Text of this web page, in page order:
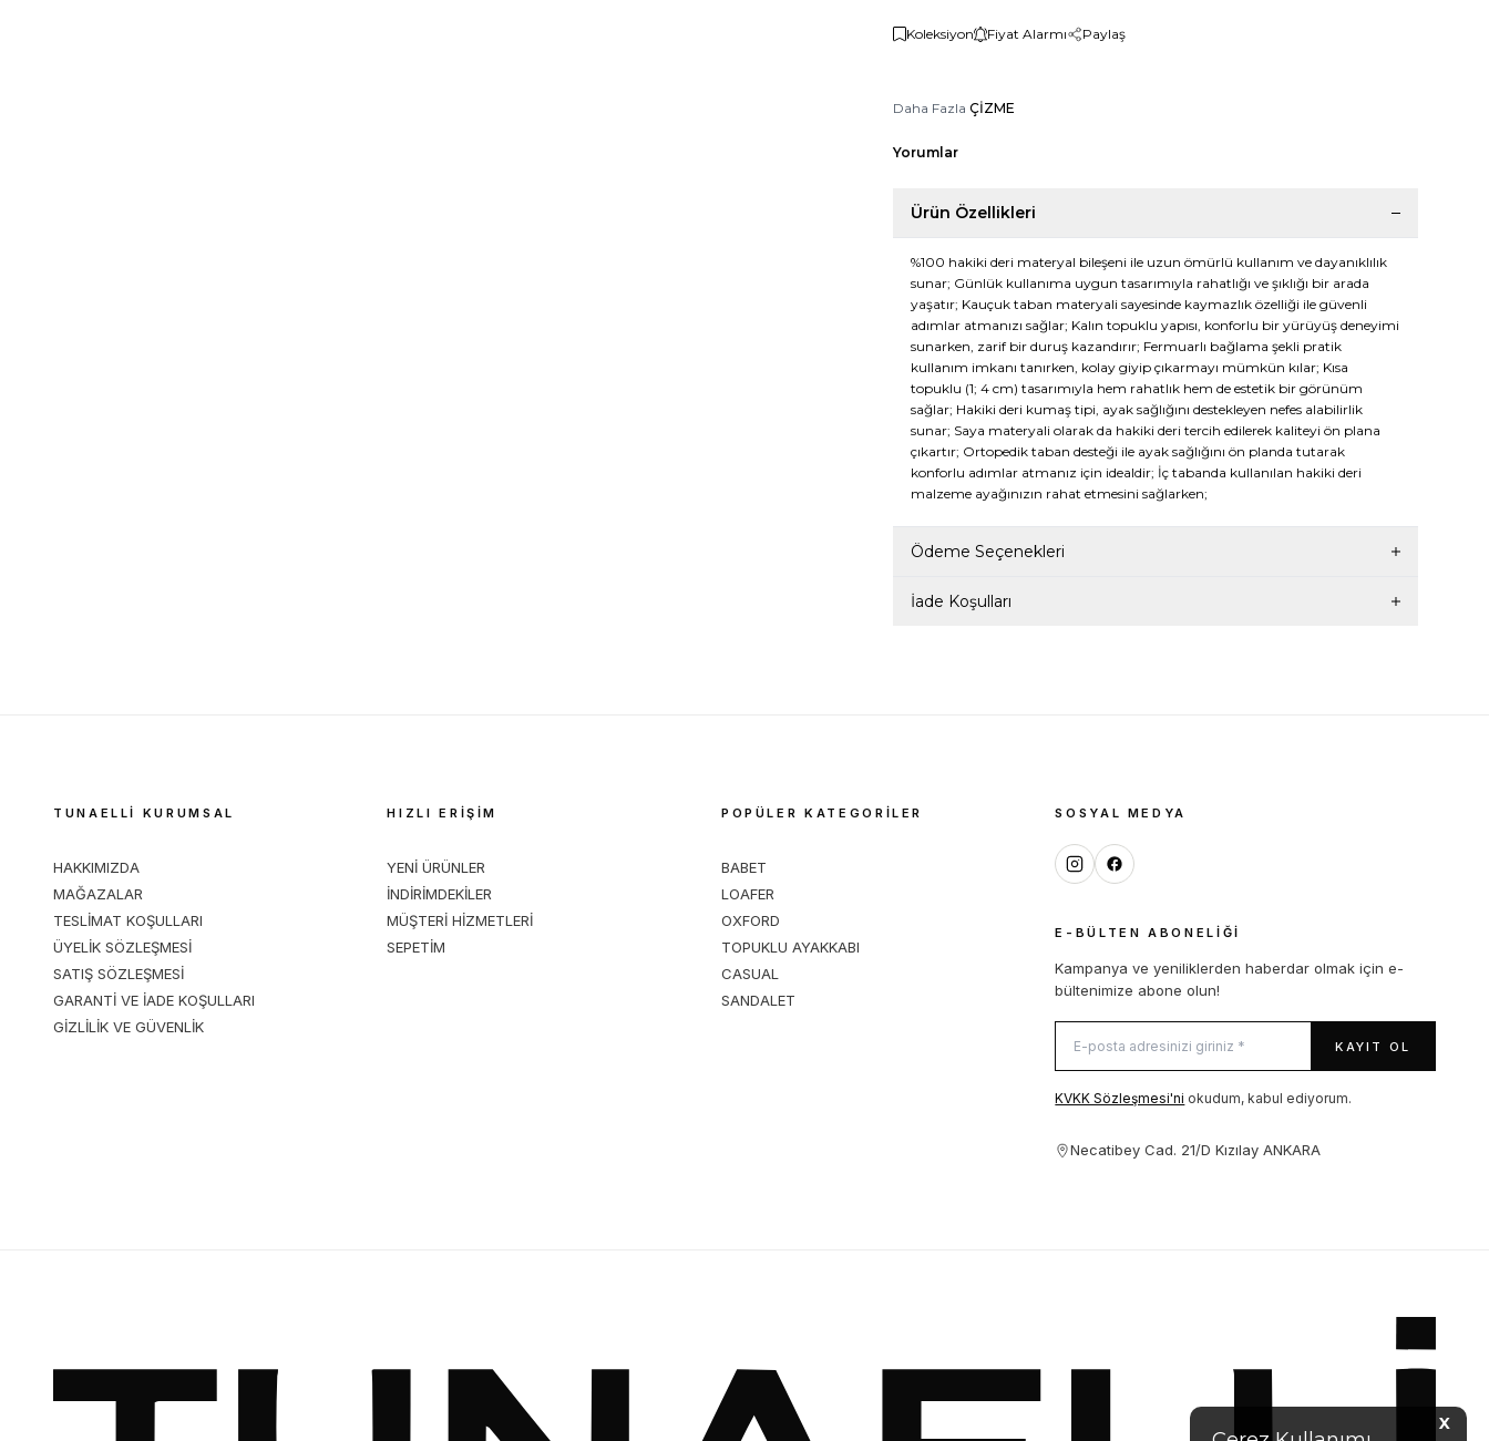
X
Koleksiyon Fiyat Alarmı Paylaş
Daha Fazla ÇİZME
Yorumlar
Ürün Özellikleri
%100 hakiki deri materyal bileşeni ile uzun ömürlü kullanım ve dayanıklılık
sunar; Günlük kullanıma uygun tasarımıyla rahatlığı ve şıklığı bir arada
yaşatır; Kauçuk taban materyali sayesinde kaymazlık özelliği ile güvenli
adımlar atmanızı sağlar; Kalın topuklu yapısı, konforlu bir yürüyüş deneyimi
sunarken, zarif bir duruş kazandırır; Fermuarlı bağlama şekli pratik
kullanım imkanı tanırken, kolay giyip çıkarmayı mümkün kılar; Kısa
topuklu (1; 4 cm) tasarımıyla hem rahatlık hem de estetik bir görünüm
sağlar; Hakiki deri kumaş tipi, ayak sağlığını destekleyen nefes alabilirlik
sunar; Saya materyali olarak da hakiki deri tercih edilerek kaliteyi ön plana
çıkartır; Ortopedik taban desteği ile ayak sağlığını ön planda tutarak
konforlu adımlar atmanız için idealdir; İç tabanda kullanılan hakiki deri
malzeme ayağınızın rahat etmesini sağlarken;
Ödeme Seçenekleri
İade Koşulları
TUNAELLİ KURUMSAL
HAKKIMIZDA
MAĞAZALAR
TESLİMAT KOŞULLARI
ÜYELİK SÖZLEŞMESİ
SATIŞ SÖZLEŞMESİ
GARANTİ VE İADE KOŞULLARI
GİZLİLİK VE GÜVENLİK
HIZLI ERİŞİM
YENİ ÜRÜNLER
İNDİRİMDEKİLER
MÜŞTERİ HİZMETLERİ
SEPETİM
POPÜLER KATEGORİLER
BABET
LOAFER
OXFORD
TOPUKLU AYAKKABI
CASUAL
SANDALET
SOSYAL MEDYA
E-BÜLTEN ABONELIĞI
Kampanya ve yeniliklerden haberdar olmak için e-
bültenimize abone olun!
KAYIT OL
KVKK Sözleşmesi'ni okudum, kabul ediyorum.
Necatibey Cad. 21/D Kızılay ANKARA